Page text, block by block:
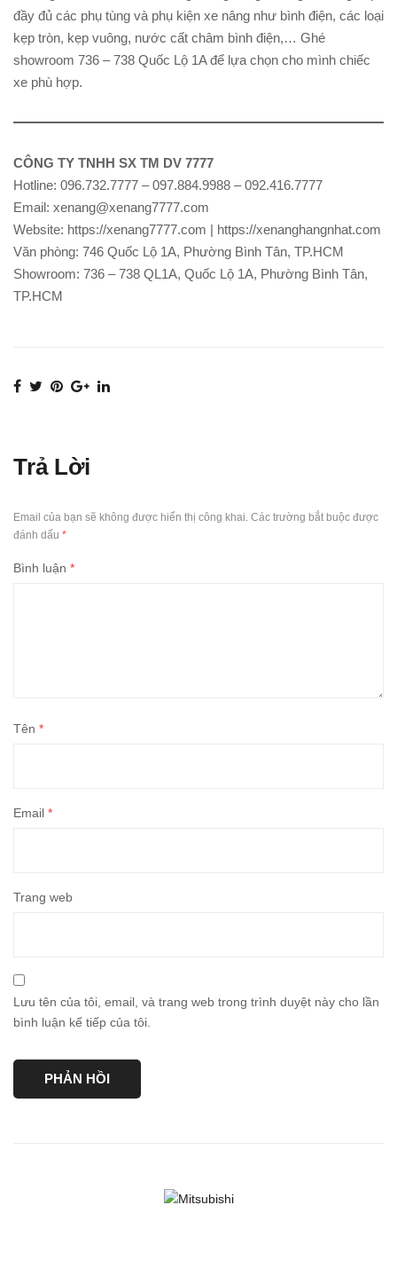
đầy đủ các phụ tùng và phụ kiện xe nâng như bình điện, các loại
kẹp tròn, kẹp vuông, nước cất châm bình điện,… Ghé
showroom 736 – 738 Quốc Lộ 1A để lựa chọn cho mình chiếc
xe phù hợp.
CÔNG TY TNHH SX TM DV 7777
Hotline: 096.732.7777 – 097.884.9988 – 092.416.7777
Email: xenang@xenang7777.com
Website: https://xenang7777.com | https://xenanghangnhat.com
Văn phòng: 746 Quốc Lộ 1A, Phường Bình Tân, TP.HCM
Showroom: 736 – 738 QL1A, Quốc Lộ 1A, Phường Bình Tân,
TP.HCM
Trả Lời
Email của bạn sẽ không được hiển thị công khai. Các trường bắt buộc được
đánh dấu *
Bình luận *
Tên *
Email *
Trang web
Lưu tên của tôi, email, và trang web trong trình duyệt này cho lần
bình luận kế tiếp của tôi.